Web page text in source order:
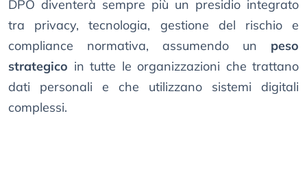
DPO diventerà sempre più un presidio integrato
tra privacy, tecnologia, gestione del rischio e
compliance normativa, assumendo un peso
strategico in tutte le organizzazioni che trattano
dati personali e che utilizzano sistemi digitali
complessi.